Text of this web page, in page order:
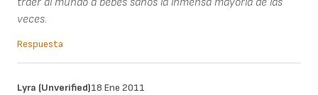
veces.
Respuesta
Lyra (unverified)18 Ene 2011